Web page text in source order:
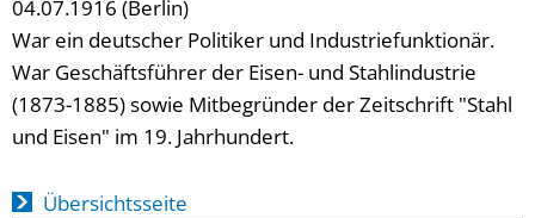
04.07.1916 (Berlin)
War ein deutscher Politiker und Industriefunktionär.
War Geschäftsführer der Eisen- und Stahlindustrie
(1873-1885) sowie Mitbegründer der Zeitschrift "Stahl
und Eisen" im 19. Jahrhundert.
Übersichtsseite